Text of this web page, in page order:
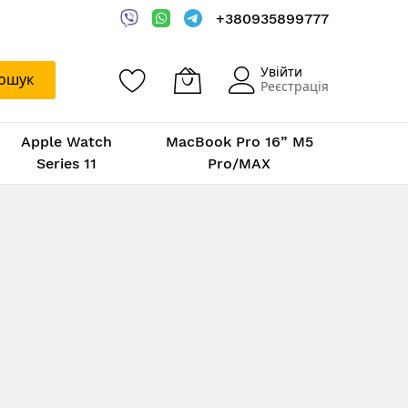
+380935899777
Увійти
Реєстрація
Apple Watch
Series 11
MacBook Pro 16” M5
Pro/MAX